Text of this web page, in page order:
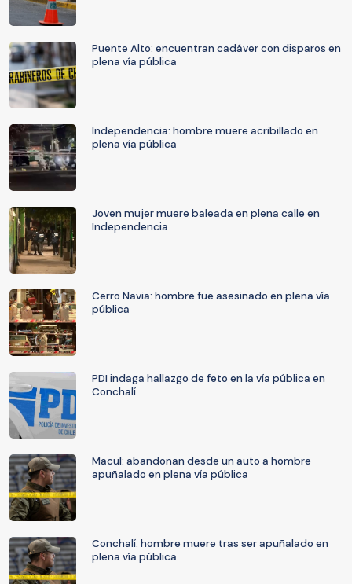
Puente Alto: encuentran cadáver con disparos en
plena vía pública
Independencia: hombre muere acribillado en
plena vía pública
Joven mujer muere baleada en plena calle en
Independencia
Cerro Navia: hombre fue asesinado en plena vía
pública
PDI indaga hallazgo de feto en la vía pública en
Conchalí
Macul: abandonan desde un auto a hombre
apuñalado en plena vía pública
Conchalí: hombre muere tras ser apuñalado en
plena vía pública